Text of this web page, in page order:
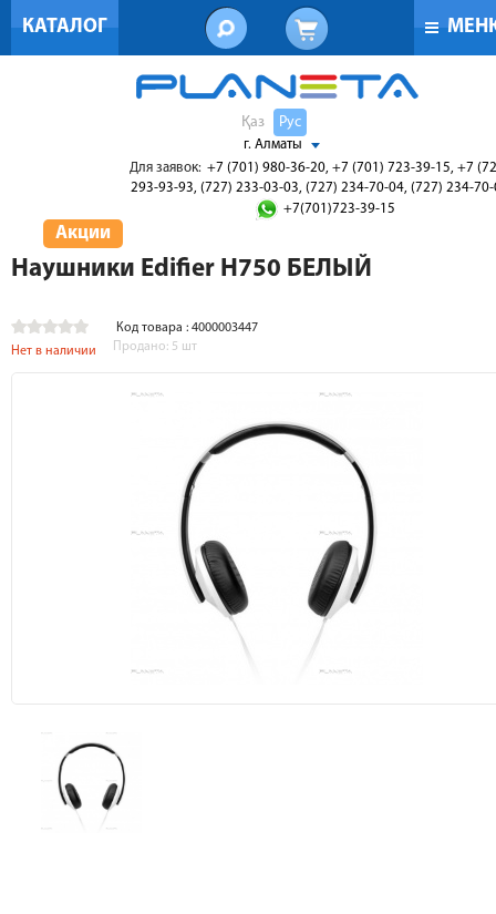
КАТАЛОГ
Қаз Рус
г. Алматы
Для заявок: +7 (701) 980-36-20, +7 (701) 723-39-15, +7
293-93-93, (727) 233-03-03, (727) 234-70-04, (727) 234-
+7(701)723-39-15
Акции
Наушники Edifier H750 БЕЛЫЙ
Код товара : 4000003447
Нет в наличии
Продано: 5 шт